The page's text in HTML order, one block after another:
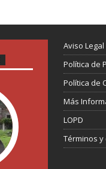
Aviso Legal
Política de
Política de
Más
LOPD
Términos